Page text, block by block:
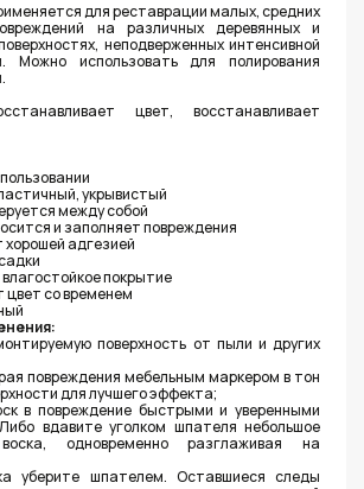
для реставрации малых, средних
на различных деревянных и
неподверженных интенсивной
Можно использовать для полирования
цвет, восстанавливает
укрывистый
между собой
и заполняет повреждения
адгезией
покрытие
цвет со временем
поверхность от пыли и других
повреждения мебельным маркером в тон
для лучшего эффекта;
в повреждение быстрыми и уверенными
вдавите уголком шпателя небольшое
одновременно разглаживая на
уберите шпателем. Оставшиеся следы